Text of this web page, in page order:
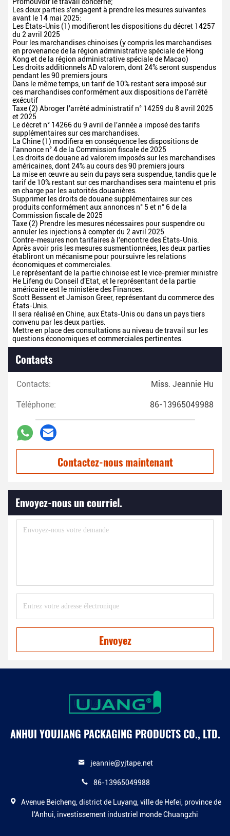
Les deux parties s'engagent à prendre les mesures suivantes
avant le 14 mai 2025:
Les États-Unis (1) modifieront les dispositions du décret 14257
du 2 avril 2025
Pour les marchandises chinoises (y compris les marchandises
en provenance de la région administrative spéciale de Hong
Kong et de la région administrative spéciale de Macao)
Les droits additionnels AD valorem, dont 24% seront suspendus
pendant les 90 premiers jours
Dans le même temps, un tarif de 10% restant sera imposé sur
ces marchandises conformément aux dispositions de l'arrêté
exécutif
Taxe (2) Abroger l'arrêté administratif n° 14259 du 8 avril 2025
et 2025
Le décret n° 14266 du 9 avril de l'année a imposé des tarifs
supplémentaires sur ces marchandises.
La Chine (1) modifiera en conséquence les dispositions de
l'annonce n° 4 de la Commission fiscale de 2025
Les droits de douane ad valorem imposés sur les marchandises
américaines, dont 24% au cours des 90 premiers jours
La mise en œuvre au sein du pays sera suspendue, tandis que le
tarif de 10% restant sur ces marchandises sera maintenu et pris
en charge par les autorités douanières.
Supprimer les droits de douane supplémentaires sur ces
produits conformément aux annonces n° 5 et n° 6 de la
Commission fiscale de 2025
Taxe (2) Prendre les mesures nécessaires pour suspendre ou
annuler les injections à compter du 2 avril 2025
Contre-mesures non tarifaires à l'encontre des États-Unis.
Après avoir pris les mesures susmentionnées, les deux parties
établiront un mécanisme pour poursuivre les relations
économiques et commerciales.
Le représentant de la partie chinoise est le vice-premier ministre
He Lifeng du Conseil d'Etat, et le représentant de la partie
américaine est le ministère des Finances.
Scott Bessent et Jamison Greer, représentant du commerce des
États-Unis.
Il sera réalisé en Chine, aux États-Unis ou dans un pays tiers
convenu par les deux parties.
Mettre en place des consultations au niveau de travail sur les
questions économiques et commerciales pertinentes.
Contacts
Contacts: Miss. Jeannie Hu
Téléphone: 86-13965049988
Contactez-nous maintenant
Envoyez-nous un courriel.
Envoyez
ANHUI YOUJIANG PACKAGING PRODUCTS CO., LTD.
jeannie@yjtape.net
86-13965049988
Avenue Beicheng, district de Luyang, ville de Hefei, province de
l'Anhui, investissement industriel monde Chuangzhi